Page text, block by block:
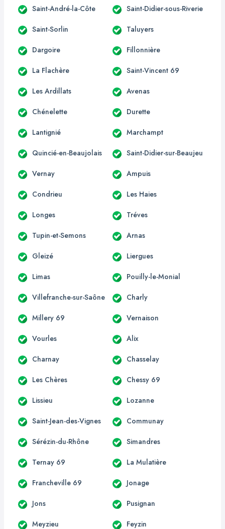
Saint-André-la-Côte Saint-Didier-sous-Riverie
Saint-Sorlin Taluyers
Dargoire Fillonnière
La Flachère Saint-Vincent 69
Les Ardillats Avenas
Chénelette Durette
Lantignié Marchampt
Quincié-en-Beaujolais Saint-Didier-sur-Beaujeu
Vernay Ampuis
Condrieu Les Haies
Longes Tréves
Tupin-et-Semons Arnas
Gleizé Liergues
Limas Pouilly-le-Monial
Villefranche-sur-Saône Charly
Millery 69 Vernaison
Vourles Alix
Charnay Chasselay
Les Chères Chessy 69
Lissieu Lozanne
Saint-Jean-des-Vignes Communay
Sérézin-du-Rhône Simandres
Ternay 69 La Mulatière
Francheville 69 Jonage
Jons Pusignan
Meyzieu Feyzin